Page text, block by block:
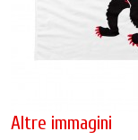
Altre immagini